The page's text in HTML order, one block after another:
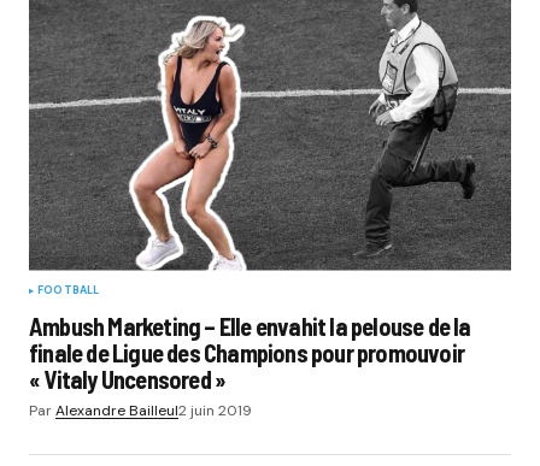
FOOTBALL
Ambush Marketing – Elle envahit la pelouse de la
finale de Ligue des Champions pour promouvoir
« Vitaly Uncensored »
ParAlexandre Bailleul2 juin 2019